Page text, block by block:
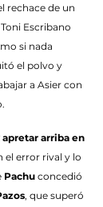
rechace de un
Escribano
si nada
el polvo y
a Asier con
arriba en
el error rival y lo
Pachu concedió
, que superó